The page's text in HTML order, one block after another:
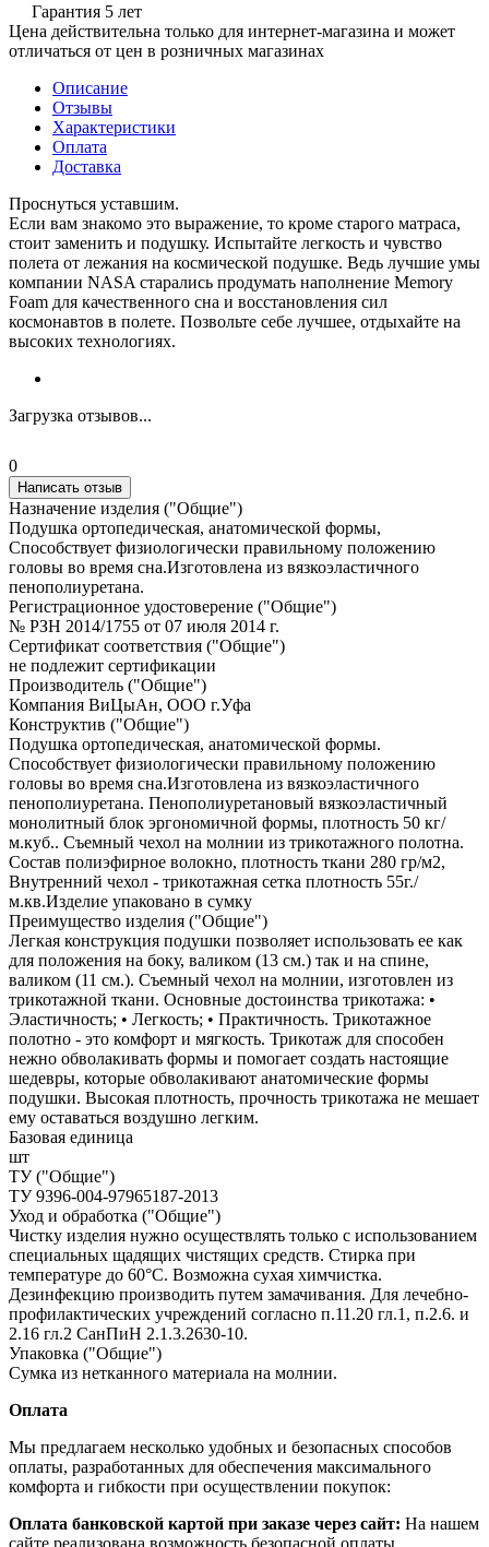
Гарантия 5 лет
Цена действительна только для интернет-магазина и может
отличаться от цен в розничных магазинах
Описание
Отзывы
Характеристики
Оплата
Доставка
Проснуться уставшим.
Если вам знакомо это выражение, то кроме старого матраса,
стоит заменить и подушку. Испытайте легкость и чувство
полета от лежания на космической подушке. Ведь лучшие умы
компании NASA старались продумать наполнение Memory
Foam для качественного сна и восстановления сил
космонавтов в полете. Позвольте себе лучшее, отдыхайте на
высоких технологиях.
Загрузка отзывов...
0
Написать отзыв
Назначение изделия ("Общие")
Подушка ортопедическая, анатомической формы,
Способствует физиологически правильному положению
головы во время сна.Изготовлена из вязкоэластичного
пенополиуретана.
Регистрационное удостоверение ("Общие")
№ РЗН 2014/1755 от 07 июля 2014 г.
Сертификат соответствия ("Общие")
не подлежит сертификации
Производитель ("Общие")
Компания ВиЦыАн, ООО г.Уфа
Конструктив ("Общие")
Подушка ортопедическая, анатомической формы.
Способствует физиологически правильному положению
головы во время сна.Изготовлена из вязкоэластичного
пенополиуретана. Пенополиуретановый вязкоэластичный
монолитный блок эргономичной формы, плотность 50 кг/
м.куб.. Съемный чехол на молнии из трикотажного полотна.
Состав полиэфирное волокно, плотность ткани 280 гр/м2,
Внутренний чехол - трикотажная сетка плотность 55г./
м.кв.Изделие упаковано в сумку
Преимущество изделия ("Общие")
Легкая конструкция подушки позволяет использовать ее как
для положения на боку, валиком (13 см.) так и на спине,
валиком (11 см.). Съемный чехол на молнии, изготовлен из
трикотажной ткани. Основные достоинства трикотажа: •
Эластичность; • Легкость; • Практичность. Трикотажное
полотно - это комфорт и мягкость. Трикотаж для способен
нежно обволакивать формы и помогает создать настоящие
шедевры, которые обволакивают анатомические формы
подушки. Высокая плотность, прочность трикотажа не мешает
ему оставаться воздушно легким.
Базовая единица
шт
ТУ ("Общие")
ТУ 9396-004-97965187-2013
Уход и обработка ("Общие")
Чистку изделия нужно осуществлять только с использованием
специальных щадящих чистящих средств. Стирка при
температуре до 60°С. Возможна сухая химчистка.
Дезинфекцию производить путем замачивания. Для лечебно-
профилактических учреждений согласно п.11.20 гл.1, п.2.6. и
2.16 гл.2 СанПиН 2.1.3.2630-10.
Упаковка ("Общие")
Сумка из нетканного материала на молнии.
Оплата
Мы предлагаем несколько удобных и безопасных способов
оплаты, разработанных для обеспечения максимального
комфорта и гибкости при осуществлении покупок:
Оплата банковской картой при заказе через сайт: На нашем
сайте реализована возможность безопасной оплаты